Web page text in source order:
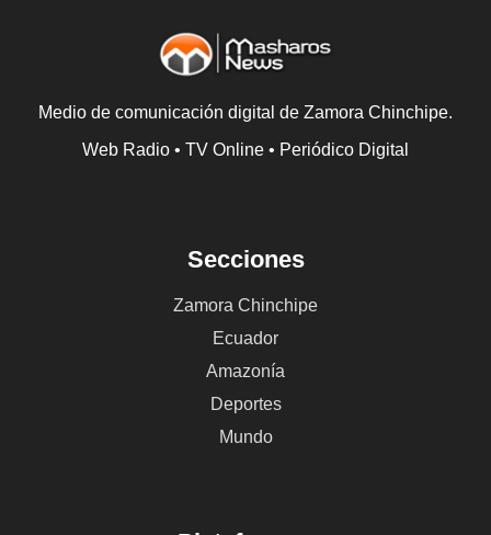
Medio de comunicación digital de Zamora Chinchipe.
Web Radio • TV Online • Periódico Digital
Secciones
Zamora Chinchipe
Ecuador
Amazonía
Deportes
Mundo